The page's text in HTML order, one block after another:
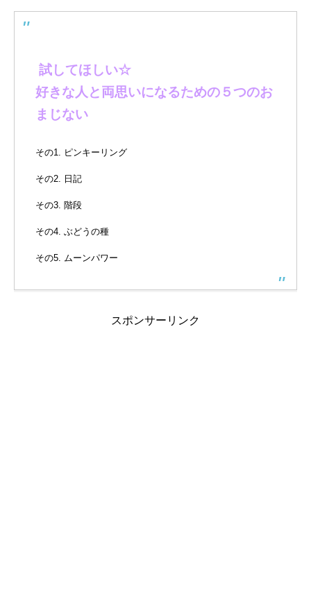
試してほしい☆
好きな人と両思いになるための５つのお
まじない
その1. ピンキーリング
その2. 日記
その3. 階段
その4. ぶどうの種
その5. ムーンパワー
スポンサーリンク